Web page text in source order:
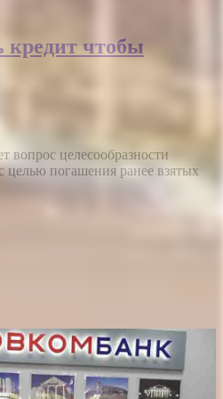
кредит чтобы
вопрос целесообразности
целью погашения ранее взятых